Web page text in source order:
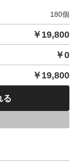
180個
￥ 19,800
￥0
￥ 19,800
る